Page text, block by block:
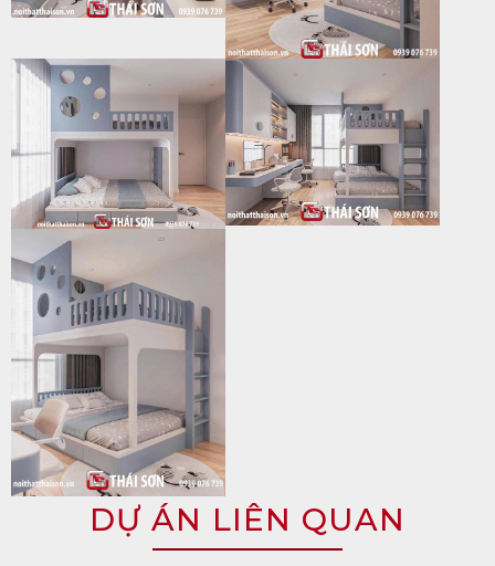
DỰ ÁN LIÊN QUAN